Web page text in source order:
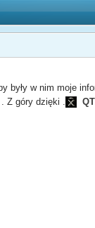
w nim moje
Z góry dzięki .